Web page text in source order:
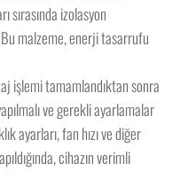
sırasında izolasyon
Bu malzeme, enerji tasarrufu
işlemi tamamlandıktan sonra
ve gerekli ayarlamalar
ayarları, fan hızı ve diğer
cihazın verimli